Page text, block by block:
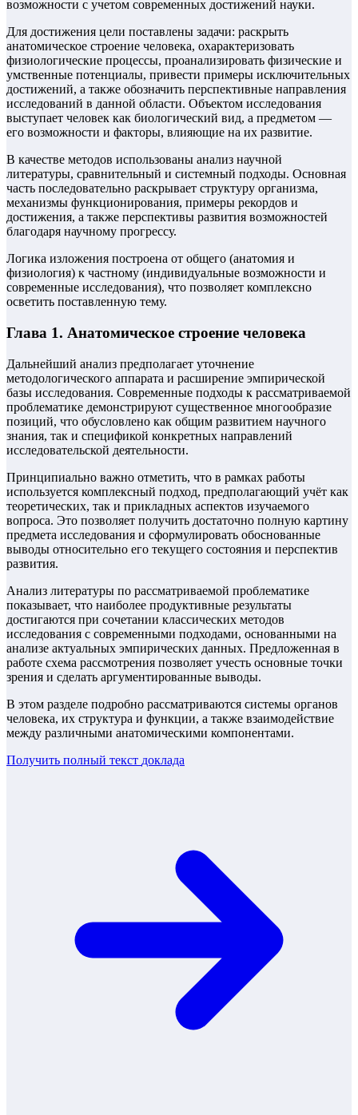
возможности с учетом современных достижений науки.
Для достижения цели поставлены задачи: раскрыть
анатомическое строение человека, охарактеризовать
физиологические процессы, проанализировать физические и
умственные потенциалы, привести примеры исключительных
достижений, а также обозначить перспективные направления
исследований в данной области. Объектом исследования
выступает человек как биологический вид, а предметом —
его возможности и факторы, влияющие на их развитие.
В качестве методов использованы анализ научной
литературы, сравнительный и системный подходы. Основная
часть последовательно раскрывает структуру организма,
механизмы функционирования, примеры рекордов и
достижения, а также перспективы развития возможностей
благодаря научному прогрессу.
Логика изложения построена от общего (анатомия и
физиология) к частному (индивидуальные возможности и
современные исследования), что позволяет комплексно
осветить поставленную тему.
Глава 1. Анатомическое строение человека
Дальнейший анализ предполагает уточнение
методологического аппарата и расширение эмпирической
базы исследования. Современные подходы к рассматриваемой
проблематике демонстрируют существенное многообразие
позиций, что обусловлено как общим развитием научного
знания, так и спецификой конкретных направлений
исследовательской деятельности.
Принципиально важно отметить, что в рамках работы
используется комплексный подход, предполагающий учёт как
теоретических, так и прикладных аспектов изучаемого
вопроса. Это позволяет получить достаточно полную картину
предмета исследования и сформулировать обоснованные
выводы относительно его текущего состояния и перспектив
развития.
Анализ литературы по рассматриваемой проблематике
показывает, что наиболее продуктивные результаты
достигаются при сочетании классических методов
исследования с современными подходами, основанными на
анализе актуальных эмпирических данных. Предложенная в
работе схема рассмотрения позволяет учесть основные точки
зрения и сделать аргументированные выводы.
В этом разделе подробно рассматриваются системы органов
человека, их структура и функции, а также взаимодействие
между различными анатомическими компонентами.
Получить полный текст доклада